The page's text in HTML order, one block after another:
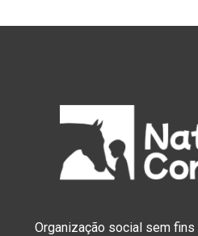
Organização social sem